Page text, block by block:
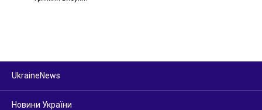
UkraineNews
Новини України